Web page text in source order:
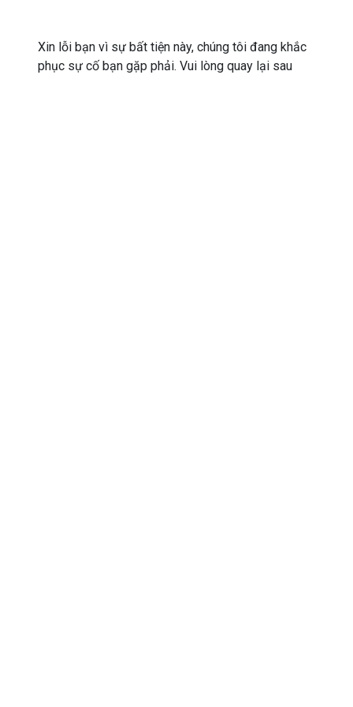
Xin lỗi bạn vì sự bất tiện này, chúng tôi đang khắc
phục sự cố bạn gặp phải. Vui lòng quay lại sau